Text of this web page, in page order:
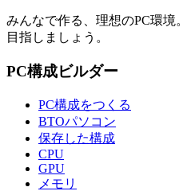
みんなで作る、理想のPC環境。
目指しましょう。
PC構成ビルダー
PC構成をつくる
BTOパソコン
保存した構成
CPU
GPU
メモリ